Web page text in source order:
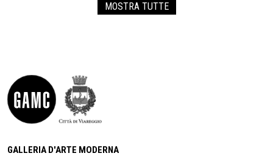
MOSTRA TUTTE
GALLERIA D'ARTE MODERNA